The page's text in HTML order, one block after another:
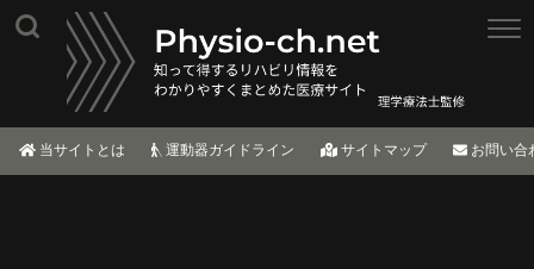
当サイトとは 運動器ガイドライン サイトマップ お問い合